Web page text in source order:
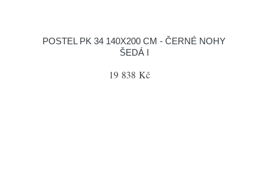
POSTEL PK 34 140X200 CM - ČERNÉ NOHY
ŠEDÁ I
19 838 Kč